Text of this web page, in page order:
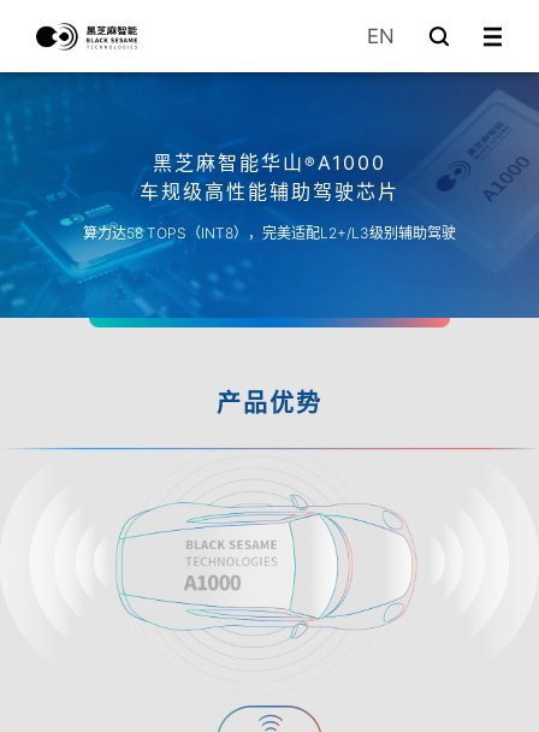
EN
黑芝麻智能华山® A1000
车规级高性能辅助驾驶芯片
算力达58 TOPS（INT8），完美适配L2+/L3级别辅助驾驶
产品优势